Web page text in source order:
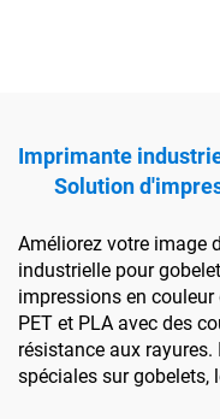
Imprimante
Solution
Améliorez votre image
industrielle pour
impressions en couleur
PET et PLA avec des
résistance aux
spéciales sur gobelets,